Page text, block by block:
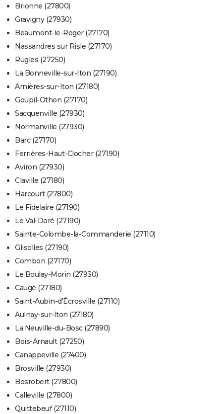
Brionne (27800)
Gravigny (27930)
Beaumont-le-Roger (27170)
Nassandres sur Risle (27170)
Rugles (27250)
La Bonneville-sur-Iton (27190)
Arnières-sur-Iton (27180)
Goupil-Othon (27170)
Sacquenville (27930)
Normanville (27930)
Barc (27170)
Ferrières-Haut-Clocher (27190)
Aviron (27930)
Claville (27180)
Harcourt (27800)
Le Fidelaire (27190)
Le Val-Doré (27190)
Sainte-Colombe-la-Commanderie (27110)
Glisolles (27190)
Combon (27170)
Le Boulay-Morin (27930)
Caugé (27180)
Saint-Aubin-d'Écrosville (27110)
Aulnay-sur-Iton (27180)
La Neuville-du-Bosc (27890)
Bois-Arnault (27250)
Canappeville (27400)
Brosville (27930)
Bosrobert (27800)
Calleville (27800)
Quittebeuf (27110)